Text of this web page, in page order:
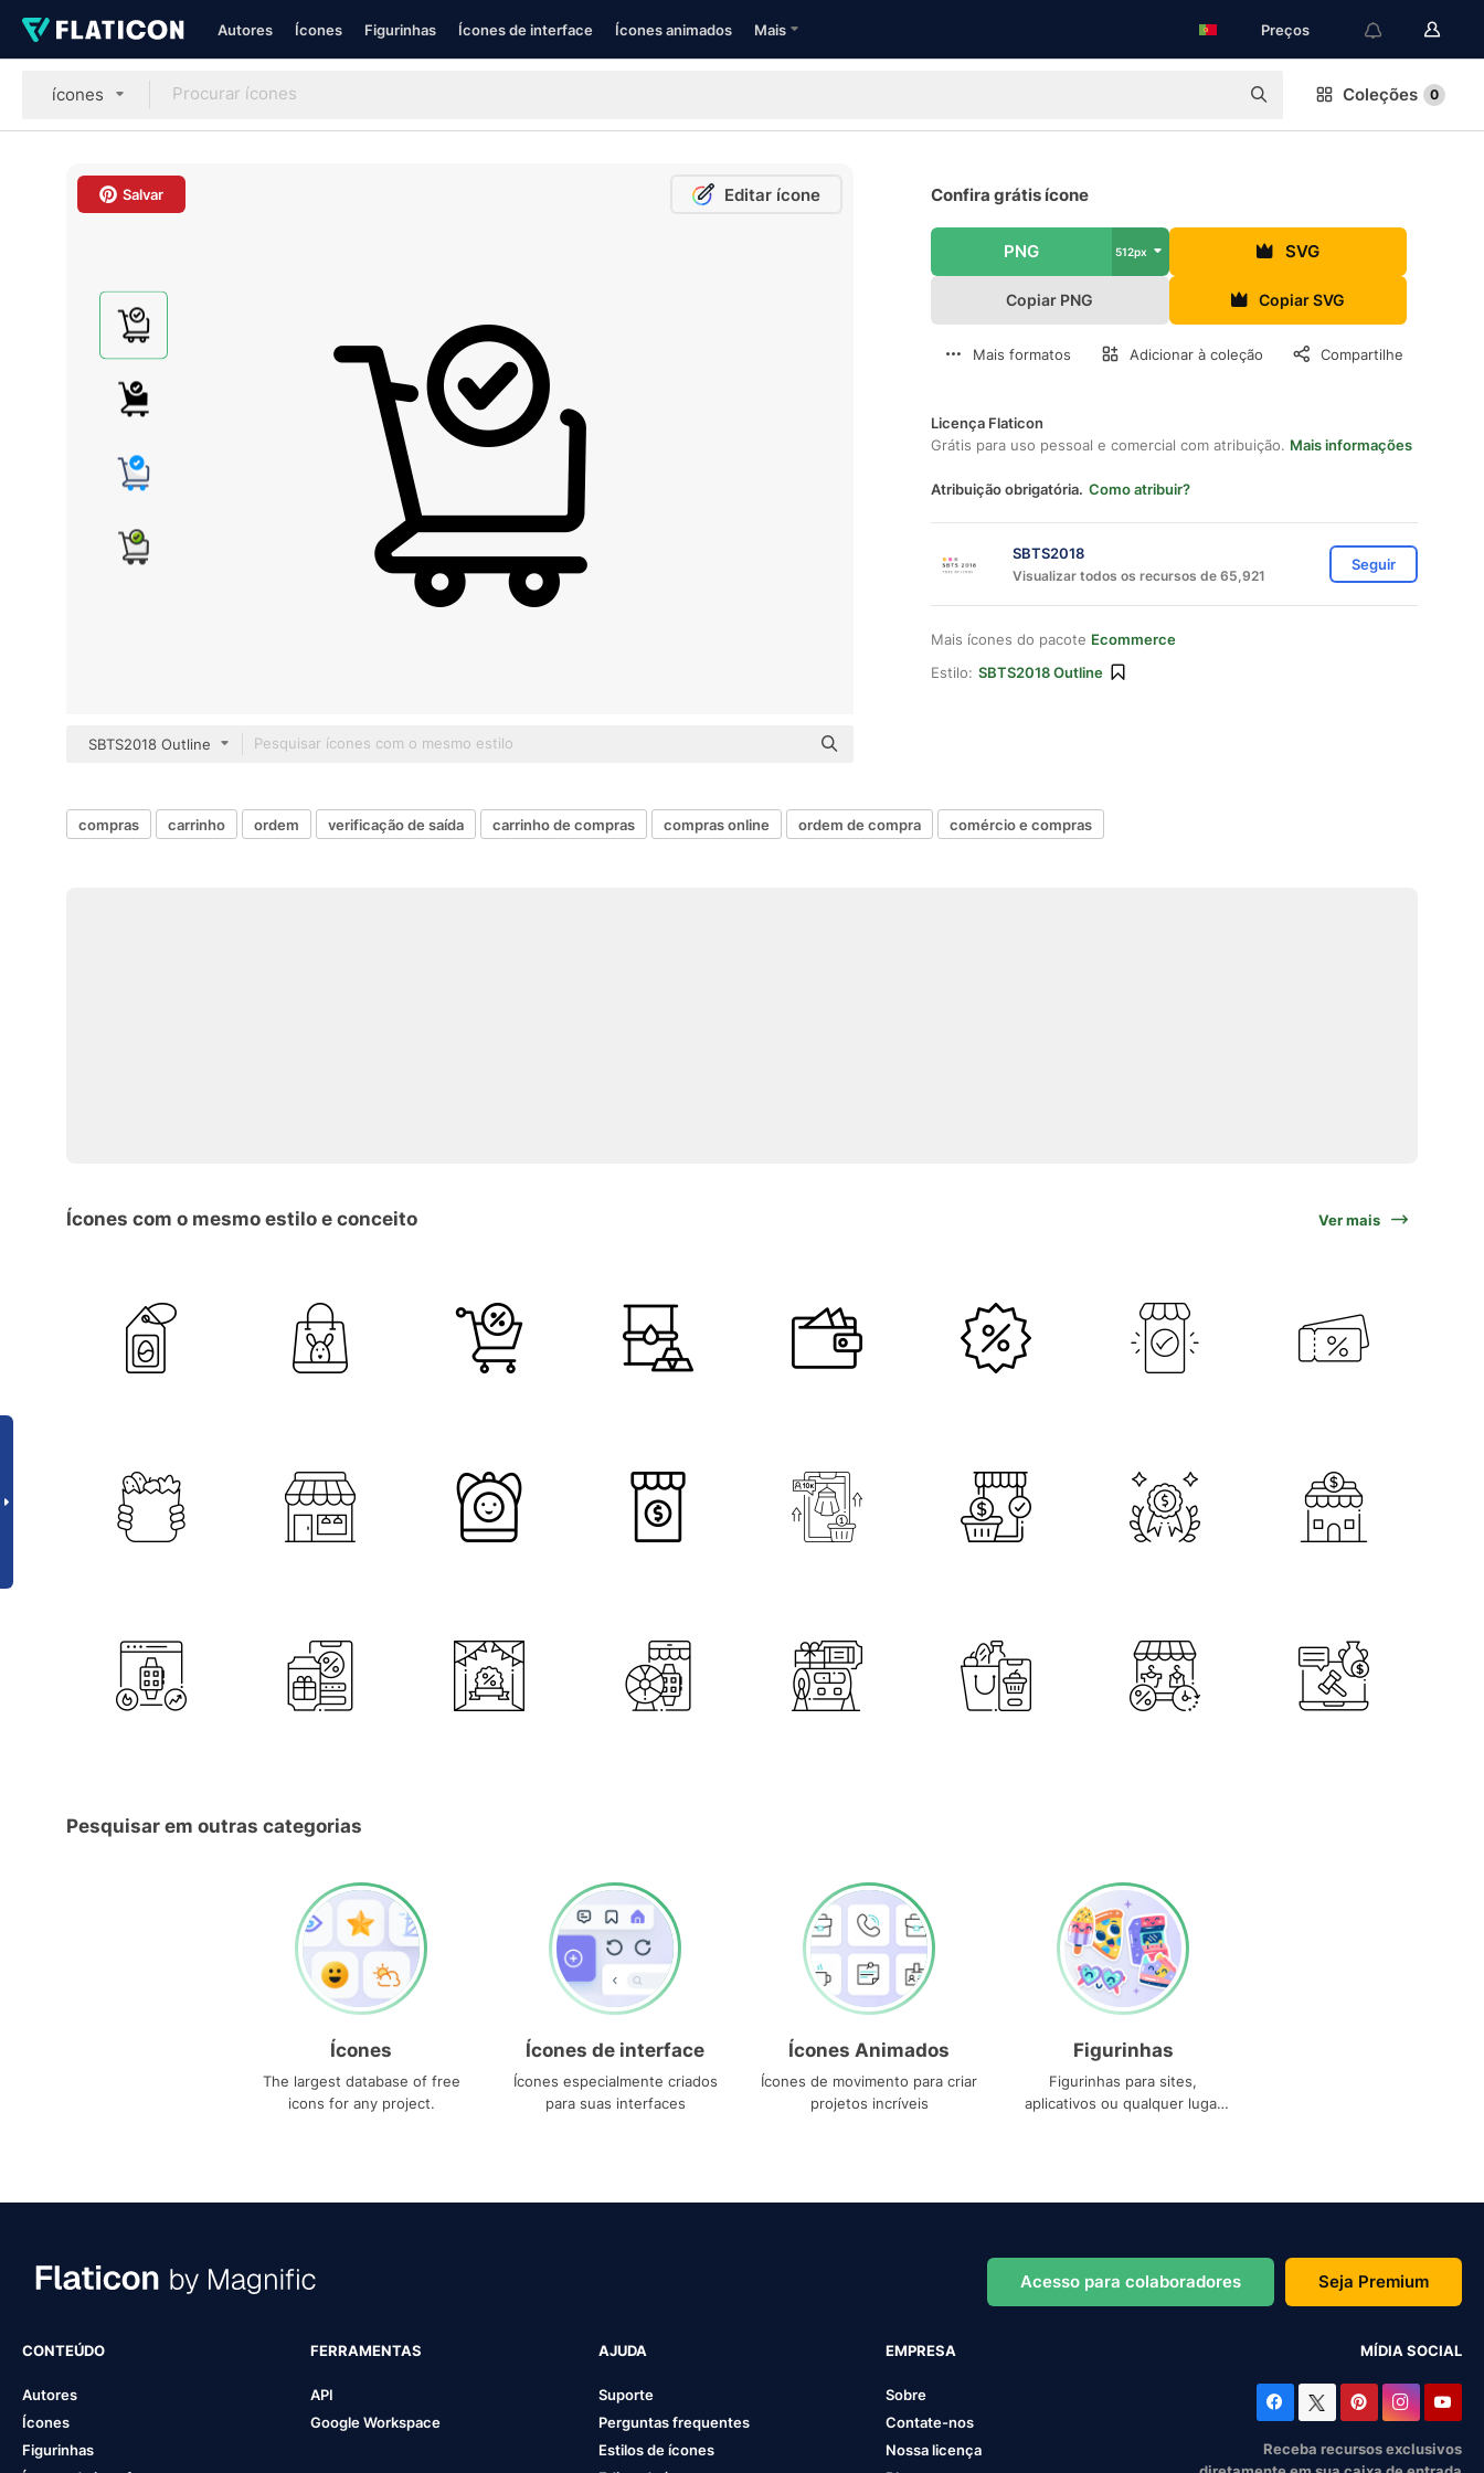
Autores Ícones Figurinhas Ícones de interface Ícones animados Mais Preços
ícones Coleções 0
Salvar Editar ícone
SBTS2018 Outline
Confira grátis ícone
PNG 512px SVG
Copiar PNG Copiar SVG
Mais formatos Adicionar à coleção Compartilhe
Licença Flaticon
Grátis para uso pessoal e comercial com atribuição. Mais informações
Atribuição obrigatória. Como atribuir?
SBTS2018
Visualizar todos os recursos de 65,921
Seguir
Mais ícones do pacote Ecommerce
Estilo: SBTS2018 Outline
compras carrinho ordem verificação de saída carrinho de compras compras online ordem de compra comércio e compras
Ícones com o mesmo estilo e conceito Ver mais
Pesquisar em outras categorias
Ícones
The largest database of free
icons for any project.
Ícones de interface
Ícones especialmente criados
para suas interfaces
Ícones Animados
Ícones de movimento para criar
projetos incríveis
Figurinhas
Figurinhas para sites,
aplicativos ou qualquer lugar
Acesso para colaboradores Seja Premium
CONTEÚDO
Autores
Ícones
Figurinhas
FERRAMENTAS
API
Google Workspace
AJUDA
Suporte
Perguntas frequentes
Estilos de ícones
EMPRESA
Sobre
Contate-nos
Nossa licença
MÍDIA SOCIAL
Receba recursos exclusivos